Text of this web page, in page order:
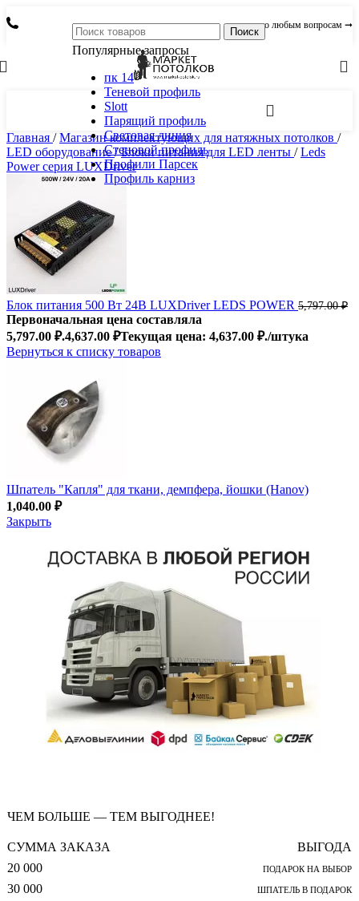
по любым вопросам ➞
Поиск
Популярные запросы
пк 14
Теневой профиль
Slott
Парящий профиль
Световая линия
Стеновой профиль
Профили Парсек
Профиль карниз
Главная / Магазин комплектующих для натяжных потолков /
LED оборудование/ Блоки питания для LED ленты / Leds
Power серия LUXDriver
Блок питания 500 Вт 24В LUXDriver LEDS POWER 5,797.00₽
Первоначальная цена составляла
5,797.00 ₽.4,637.00 ₽Текущая цена: 4,637.00 ₽./штука
Вернуться к списку товаров
Шпатель "Капля" для ткани, демпфера, йошки (Hanov)
1,040.00 ₽
Закрыть
ЧЕМ БОЛЬШЕ — ТЕМ ВЫГОДНЕЕ!
СУММА ЗАКАЗА
ВЫГОДА
20 000
ПОДАРОК НА ВЫБОР
30 000 ШПАТЕЛЬ В ПОДАРОК